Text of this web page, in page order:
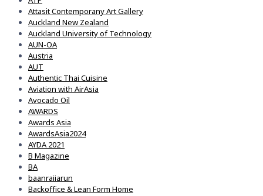
Attasit Contemporany Art Gallery
Auckland New Zealand
Auckland University of Technology
AUN-OA
Austria
AUT
Authentic Thai Cuisine
Aviation with AirAsia
Avocado Oil
AWARDS
Awards Asia
AwardsAsia2024
AYDA 2021
B Magazine
BA
baanraiiarun
Backoffice & Lean Form Home